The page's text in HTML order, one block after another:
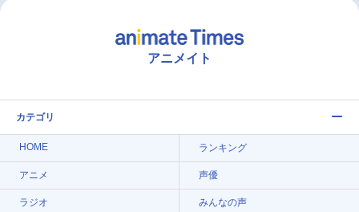
アニメイト
カテゴリ
HOME ランキング
アニメ 声優
ラジオ みんなの声